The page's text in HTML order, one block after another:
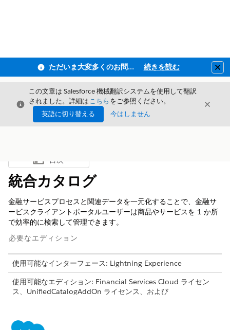
ただいま大変多くのお問い合わせをいただいており、ご連絡までにお時間を頂戴しております 続きを読む
閉じる
この文章は Salesforce 機械翻訳システムを使用して翻訳
されました。詳細はこちら をご参照ください。
英語に切り替える
今はしません
閉じる
目次を表示
目次
統合カタログ
金融サービスプロセスと関連データを一元化することで、金融サ
ービスクライアントポータルユーザーは商品やサービスを 1 か所
で効率的に検索して管理できます。
必要なエディション
使用可能なインターフェース: Lightning Experience
使用可能なエディション: Financial Services Cloud ライセン
ス、UnifiedCatalogAddOn ライセンス、および
Developer